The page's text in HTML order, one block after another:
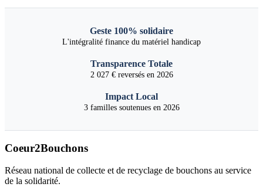
Geste 100% solidaire
L'intégralité finance du matériel handicap
Transparence Totale
2 027 € reversés en 2026
Impact Local
3 familles soutenues en 2026
Coeur2Bouchons
Réseau national de collecte et de recyclage de bouchons au service
de la solidarité.